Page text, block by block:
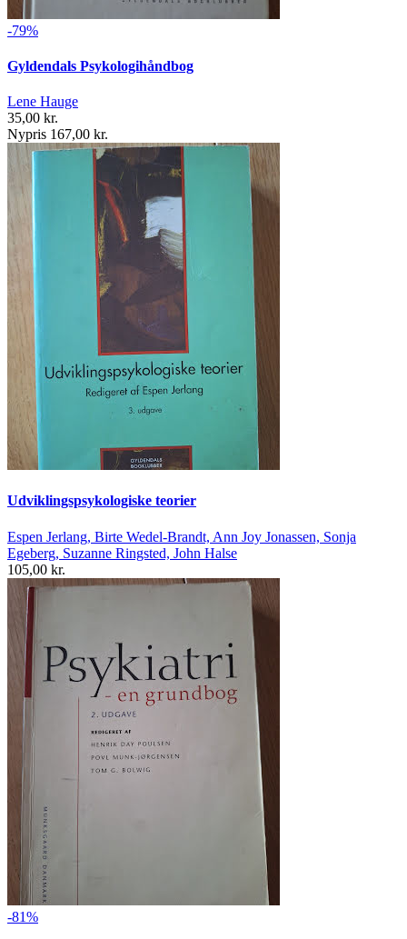
-79%
Gyldendals Psykologihåndbog
Lene Hauge
35,00 kr.
Nypris 167,00 kr.
Udviklingspsykologiske teorier
Espen Jerlang, Birte Wedel-Brandt, Ann Joy Jonassen, Sonja
Egeberg, Suzanne Ringsted, John Halse
105,00 kr.
-81%